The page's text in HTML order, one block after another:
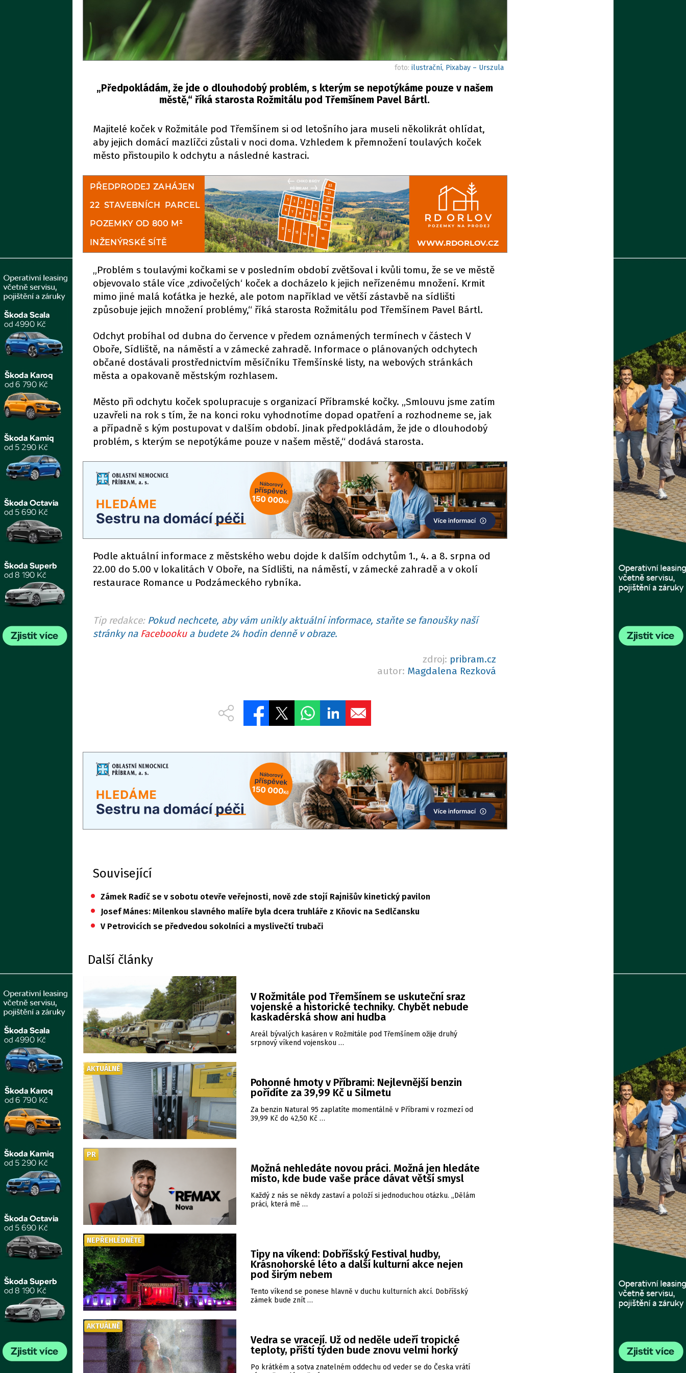
foto: ilustrační, Pixabay – Urszula
„Předpokládám, že jde o dlouhodobý problém, s kterým se nepotýkáme pouze v našem
městě,“ říká starosta Rožmitálu pod Třemšínem Pavel Bártl.
Majitelé koček v Rožmitále pod Třemšínem si od letošního jara museli několikrát ohlídat,
aby jejich domácí mazlíčci zůstali v noci doma. Vzhledem k přemnožení toulavých koček
město přistoupilo k odchytu a následné kastraci.
„Problém s toulavými kočkami se v posledním období zvětšoval i kvůli tomu, že se ve městě
objevovalo stále více ‚zdivočelých‘ koček a docházelo k jejich neřízenému množení. Krmit
mimo jiné malá koťátka je hezké, ale potom například ve větší zástavbě na sídlišti
způsobuje jejich množení problémy,“ říká starosta Rožmitálu pod Třemšínem Pavel Bártl.
Odchyt probíhal od dubna do července v předem oznámených termínech v částech V
Oboře, Sídliště, na náměstí a v zámecké zahradě. Informace o plánovaných odchytech
občané dostávali prostřednictvím měsíčníku Třemšínské listy, na webových stránkách
města a opakovaně městským rozhlasem.
Město při odchytu koček spolupracuje s organizací Příbramské kočky. „Smlouvu jsme zatím
uzavřeli na rok s tím, že na konci roku vyhodnotíme dopad opatření a rozhodneme se, jak
a případně s kým postupovat v dalším období. Jinak předpokládám, že jde o dlouhodobý
problém, s kterým se nepotýkáme pouze v našem městě,“ dodává starosta.
Podle aktuální informace z městského webu dojde k dalším odchytům 1., 4. a 8. srpna od
22.00 do 5.00 v lokalitách V Oboře, na Sídlišti, na náměstí, v zámecké zahradě a v okolí
restaurace Romance u Podzámeckého rybníka.
Tip redakce: Pokud nechcete, aby vám unikly aktuální informace, staňte se fanoušky naší
stránky na Facebookua budete 24 hodin denně v obraze.
zdroj: pribram.cz
autor: Magdalena Rezková
Související
• Zámek Radíč se v sobotu otevře veřejnosti, nově zde stojí Rajnišův kinetický pavilon
• Josef Mánes: Milenkou slavného malíře byla dcera truhláře z Kňovic na Sedlčansku
• V Petrovicích se předvedou sokolníci a myslivečtí trubači
Další články
V Rožmitále pod Třemšínem se uskuteční sraz
vojenské a historické techniky. Chybět nebude
kaskadérská show ani hudba
Areál bývalých kasáren v Rožmitále pod Třemšínem ožije druhý
srpnový víkend vojenskou …
Pohonné hmoty v Příbrami: Nejlevnější benzin
pořídíte za 39,99 Kč u Silmetu
Za benzin Natural 95 zaplatíte momentálně v Příbrami v rozmezí od
39,99 Kč do 42,50 Kč …
AKTUÁLNĚ
Možná nehledáte novou práci. Možná jen hledáte
místo, kde bude vaše práce dávat větší smysl
Každý z nás se někdy zastaví a položí si jednoduchou otázku. „Dělám
práci, která mě …
PR
Tipy na víkend: Dobříšský Festival hudby,
Krásnohorské léto a další kulturní akce nejen
pod širým nebem
Tento víkend se ponese hlavně v duchu kulturních akcí. Dobříšský
zámek bude znít …
NEPŘEHLÉDNĚTE
Vedra se vracejí. Už od neděle udeří tropické
teploty, příští týden bude znovu velmi horký
Po krátkém a sotva znatelném oddechu od veder se do Česka vrátí
AKTUÁLNĚ